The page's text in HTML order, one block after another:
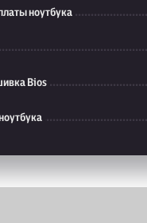
ноутбука
Bios